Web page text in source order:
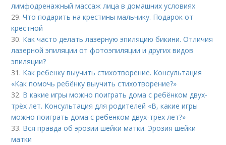
лимфодренажный массаж лица в домашних условиях
29.Что подарить на крестины мальчику. Подарок от
крестной
30. Как часто делать лазерную эпиляцию бикини. Отличия
лазерной эпиляции от фотоэпиляции и других видов
эпиляции?
31. Как ребенку выучить стихотворение. Консультация
«Как помочь ребёнку выучить стихотворение?»
32. В какие игры можно поиграть дома с ребёнком двух-
трёх лет. Консультация для родителей «В, какие игры
можно поиграть дома с ребёнком двух-трёх лет?»
33. Вся правда об эрозии шейки матки. Эрозия шейки
матки